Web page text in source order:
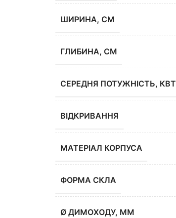
ШИРИНА, СМ
ГЛИБИНА, СМ
СЕРЕДНЯ ПОТУЖНІСТЬ, КВТ
ВІДКРИВАННЯ
МАТЕРІАЛ КОРПУСА
ФОРМА СКЛА
Ø ДИМОХОДУ, ММ